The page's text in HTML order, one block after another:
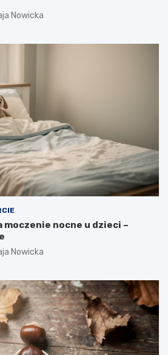
Nowicka
moczenie nocne u dzieci –
Nowicka